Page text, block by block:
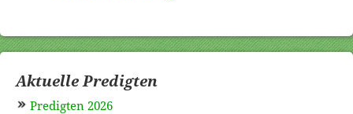
Aktuelle Predigten
Predigten 2026